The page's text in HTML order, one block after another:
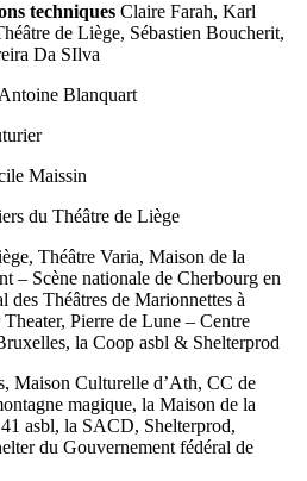
techniques Claire Farah, Karl
de Liège, Sébastien Boucherit,
Da SIlva
Antoine Blanquart
Maissin
du Théâtre de Liège
Théâtre Varia, Maison de la
– Scène nationale de Cherbourg en
Théâtres de Marionnettes à
Pierre de Lune – Centre
la Coop asbl & Shelterprod
Maison Culturelle d’Ath, CC de
magique, la Maison de la
asbl, la SACD, Shelterprod,
du Gouvernement fédéral de